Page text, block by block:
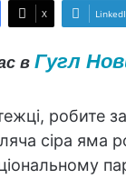
X
в Гугл
робите
сіра яма